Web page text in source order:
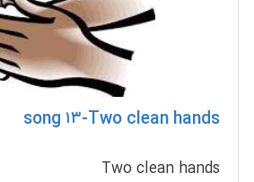
song ۱۳-Two clean hands
Two clean hands